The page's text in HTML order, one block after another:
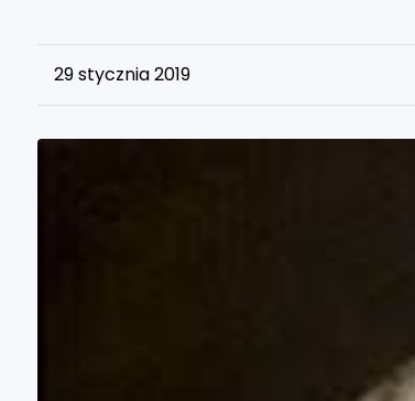
29 stycznia 2019